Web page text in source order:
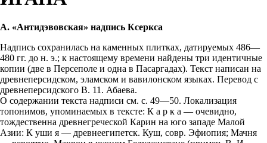
А. «Антидэвовская» надпись Ксеркса
Надпись сохранилась на каменных плитках, датируемых 486—
480 гг. до н. э.; к настоящему времени найдены три идентичные
копии (две в Персеполе и одна в Пасаргадах). Текст написан на
древнеперсидском, эламском и вавилонском языках. Перевод с
древнеперсидского В. 11. Абаева.
О содержании текста надписи см. с. 49—50. Локализация
топонимов, упоминаемых в тексте: К а р к а — очевидно,
тождественна древнегреческой Карин на юго западе Малой
Азии: К уши я — древнеегипетск. Куш, совр. Эфиопия; Мачня